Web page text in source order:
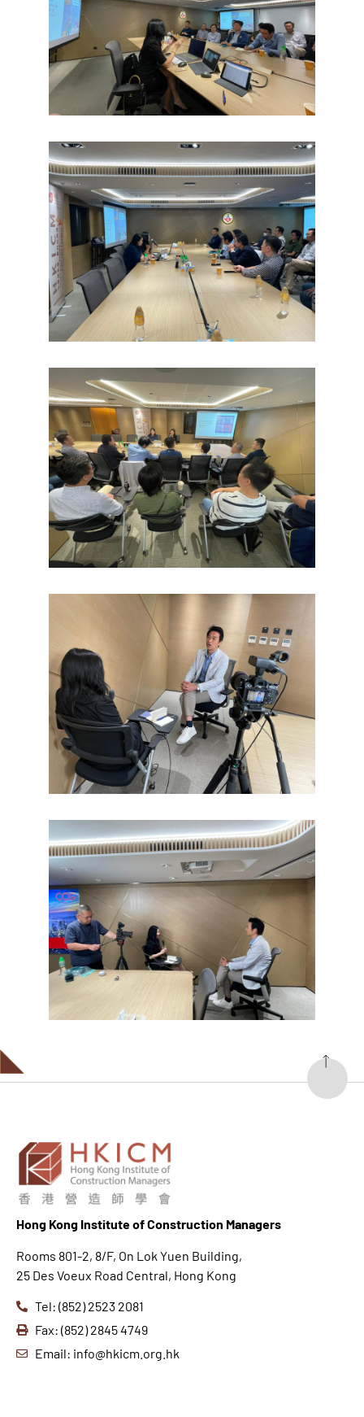
Hong Kong Institute of Construction Managers
Rooms 801-2, 8/F, On Lok Yuen Building,
25 Des Voeux Road Central, Hong Kong
Tel: (852) 2523 2081
Fax: (852) 2845 4749
Email: info@hkicm.org.hk